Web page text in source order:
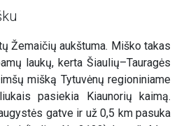
Žemaičių aukštuma. Miško takas
laukų, kerta Šiaulių–Tauragės
mišką Tytuvėnų regioniniame
pasiekia Kiaunorių kaimą.
gatve ir už 0,5 km pasuka